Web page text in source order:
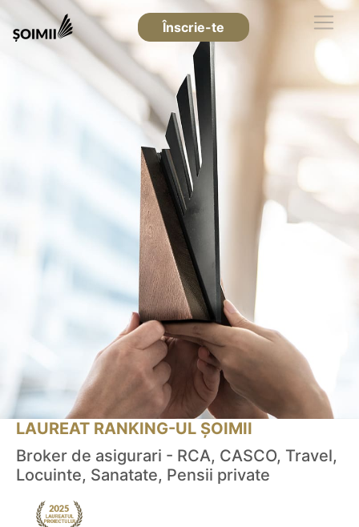
Înscrie-te
LAUREAT RANKING-UL ȘOIMII
Broker de asigurari - RCA, CASCO, Travel,
Locuinte, Sanatate, Pensii private